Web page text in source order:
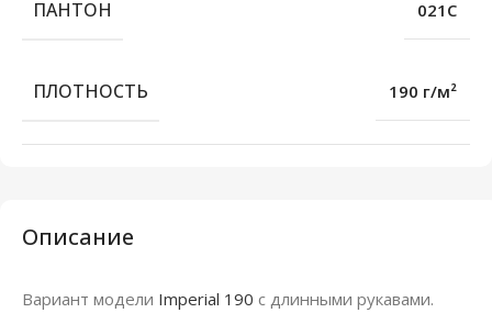
Описание
Вариант модели Imperial 190 с длинными рукавами.
ПАНТОН 021C
ПЛОТНОСТЬ 190 г/м²